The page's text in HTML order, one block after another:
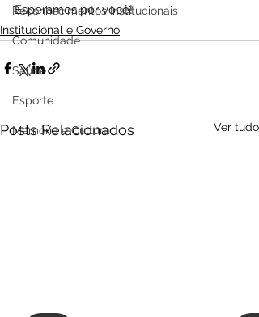
Reconhecimentos Institucionais
Comunidade
Saúde
Esporte
Memória e Cultura
Esperamos por você!
Institucional e Governo
Posts Relacionados Ver tudo